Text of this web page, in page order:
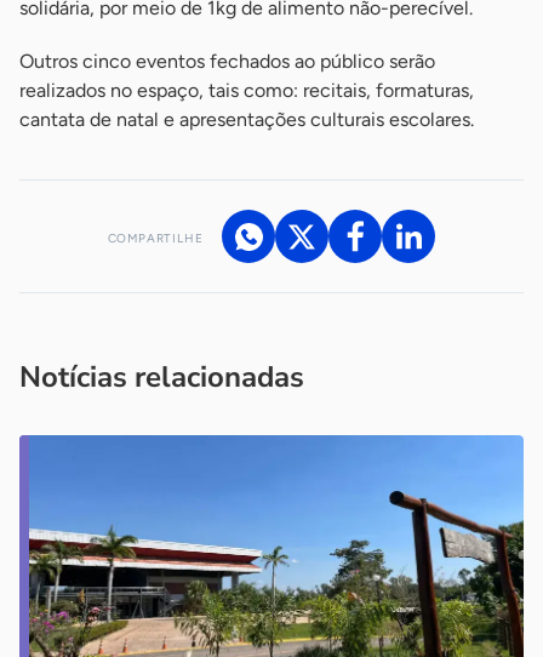
solidária, por meio de 1kg de alimento não-perecível.
Outros cinco eventos fechados ao público serão
realizados no espaço, tais como: recitais, formaturas,
cantata de natal e apresentações culturais escolares.
COMPARTILHE
Notícias relacionadas